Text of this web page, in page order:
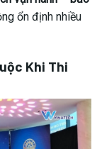
ổn định nhiều
Khi Thi